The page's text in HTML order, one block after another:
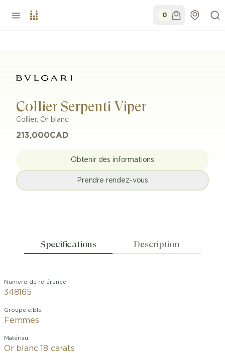
0
Collier Serpenti Viper
Collier, Or blanc
213,000CAD
Obtenir des informations
Prendre rendez-vous
Specifications Description
Numéro de référence
348165
Groupe cible
Femmes
Matériau
Or blanc 18 carats